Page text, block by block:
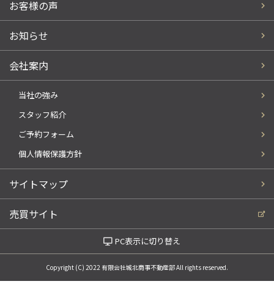
お客様の声
お知らせ
会社案内
当社の強み
スタッフ紹介
ご予約フォーム
個人情報保護方針
サイトマップ
売買サイト
PC表示に切り替え
Copyright (C) 2022 有限会社城北商事不動産部 All rights reserved.